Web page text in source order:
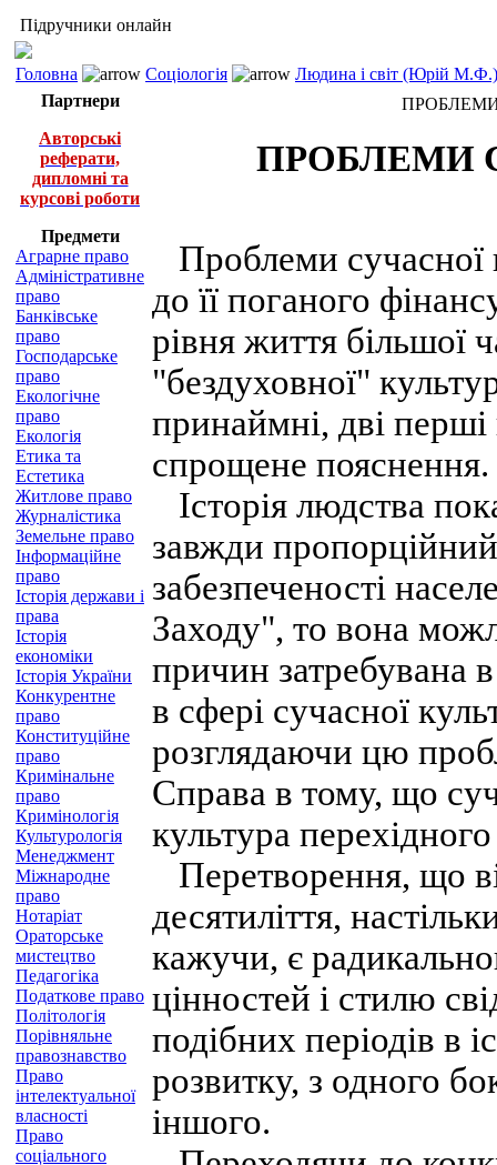
Підручники онлайн
Головна Соціологія
Людина і світ (Юрій М.Ф.)
Партнери
Авторські
реферати,
дипломні та
курсові роботи
Предмети
Аграрне право
Адміністративне
право
Банківське
право
Господарське
право
Екологічне
право
Екологія
Етика та
Естетика
Житлове право
Журналістика
Земельне право
Інформаційне
право
Історія держави і
права
Історія
економіки
Історія України
Конкурентне
право
Конституційне
право
Кримінальне
право
Кримінологія
Культурологія
Менеджмент
Міжнародне
право
Нотаріат
Ораторське
мистецтво
Педагогіка
Податкове право
Політологія
Порівняльне
правознавство
Право
інтелектуальної
власності
Право
соціального
ПРОБЛЕМИ
Проблеми сучасної
до її поганого
рівня життя більшої
"бездуховної"
принаймні, дві
спрощене пояснення.
Історія людства
завжди
забезпеченості
Заходу", то вона
причин затребувана
в сфері сучасної
розглядаючи цю
Справа в тому, що
культура
Перетворення, що
десятиліття,
кажучи, є
цінностей і стилю
подібних періодів в
розвитку, з одного
іншого.